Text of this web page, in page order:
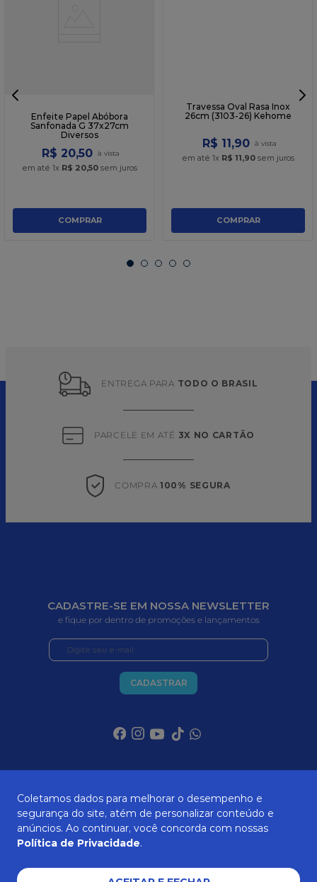
Enfeite Papel Abóbora
Sanfonada G 37x27cm
Diversos
R$ 20,50
em até 1x R$ 20,50sem juros
COMPRAR
Travessa Oval Rasa Inox
R$ 11,90
COMPRAR
ENTREGA PARA TODO O BRASIL
PARCELE EM ATÉ 3X NO CARTÃO
COMPRA 100% SEGURA
CADASTRE-SE EM NOSSA NEWSLETTER
e fique por dentro de promoções e lançamentos
CADASTRAR
ATENDIMENTO
Coletamos dados para melhorar o desempenho e
segurança do site, atém de personalizar conteúdo e
anúncios. Ao continuar, você concorda com nossas
Política de Privacidade.